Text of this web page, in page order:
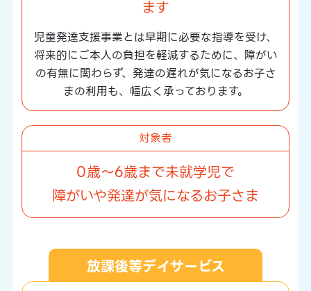
ます
児童発達支援事業とは早期に必要な指導を受け、
将来的にご本人の負担を軽減するために、 障がい
の有無に関わらず、発達の遅れが気になるお子さ
まの利用も、幅広く承っております。
対象者
0歳～6歳まで未就学児で
障がいや発達が気になるお子さま
放課後等デイサービス